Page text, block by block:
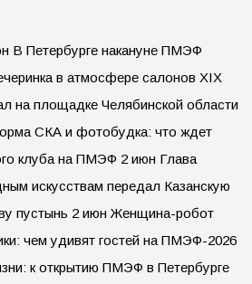
В Петербурге накануне ПМЭФ
в атмосфере салонов XIX
на площадке Челябинской области
СКА и фотобудка: что ждет
клуба на ПМЭФ 2 июн Глава
искусствам передал Казанскую
пустынь 2 июн Женщина-робот
чем удивят гостей на ПМЭФ-2026
к открытию ПМЭФ в Петербурге